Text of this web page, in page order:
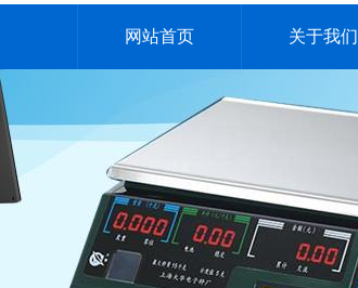
网站首页 关于我们